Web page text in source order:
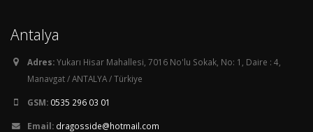
Antalya
Adres:Yukarı Hisar Mahallesi, 7016 No'lu Sokak, No: 1, Daire : 4,
Manavgat / ANTALYA / Türkiye
GSM: 0535 296 03 01
Email: dragosside@hotmail.com